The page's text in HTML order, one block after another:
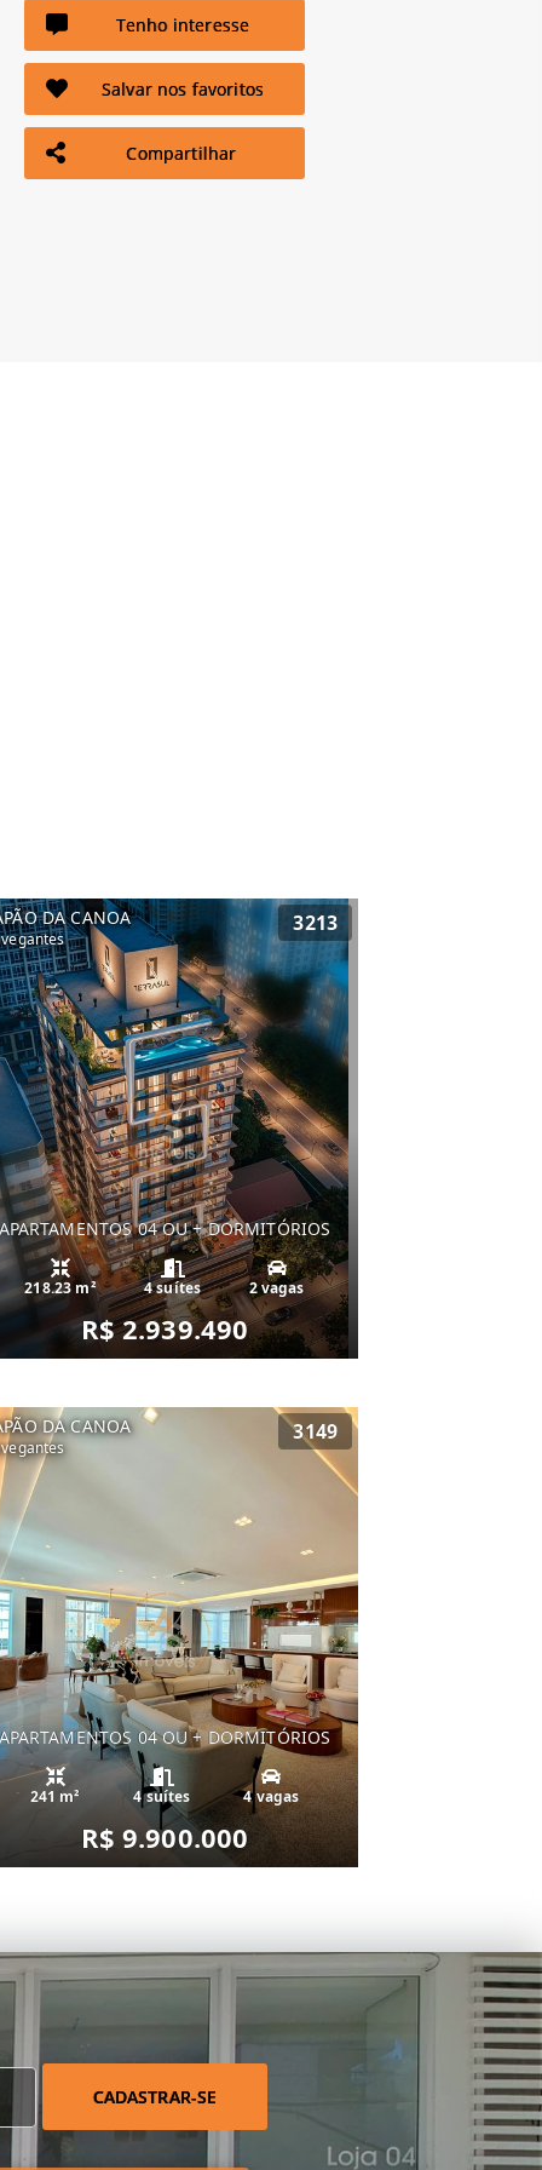
Tenho interesse
Salvar nos favoritos
Compartilhar
DA CANOA 3213
04 OU + DORMITÓRIOS
218.23 m² 4 suítes 2 vagas
R$ 2.939.490
DA CANOA 3149
04 OU + DORMITÓRIOS
241 m² 4 suítes 4 vagas
R$ 9.900.000
CADASTRAR-SE